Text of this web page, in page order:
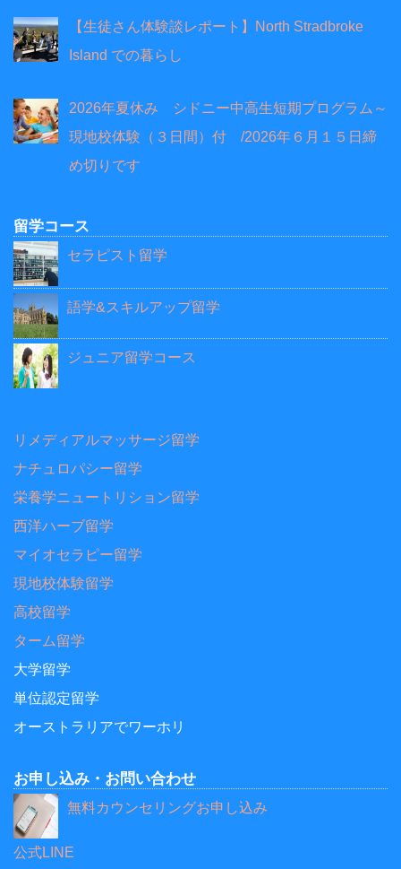
【生徒さん体験談レポート】North Stradbroke
Island での暮らし
2026年夏休み シドニー中高生短期プログラム～
現地校体験（３日間）付 /2026年６月１５日締
め切りです
留学コース
セラピスト留学
語学&スキルアップ留学
ジュニア留学コース
リメディアルマッサージ留学
ナチュロパシー留学
栄養学ニュートリション留学
西洋ハーブ留学
マイオセラピー留学
現地校体験留学
高校留学
ターム留学
大学留学
単位認定留学
オーストラリアでワーホリ
お申し込み・お問い合わせ
無料カウンセリングお申し込み
公式LINE